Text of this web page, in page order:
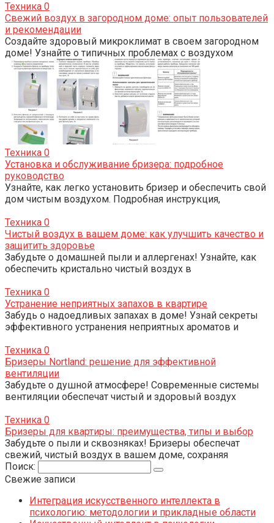
Техника 0
Свежий воздух в загородном доме: опыт пользователей
и рекомендации
Создайте здоровый микроклимат в своем загородном
доме! Узнайте о типичных проблемах с воздухом
Техника 0
Установка и обслуживание бризера: подробное
руководство
Узнайте, как легко установить бризер и обеспечить свой
дом чистым воздухом. Подробная инструкция,
Техника 0
Чистый воздух в вашем доме: как улучшить качество и
защитить здоровье
Забудьте о домашней пыли и аллергенах! Узнайте, как
обеспечить кристально чистый воздух в
Техника 0
Устранение неприятных запахов в квартире
Забудь о надоедливых запахах в доме! Узнай секреты
эффективного устранения неприятных ароматов и
Техника 0
Бризеры Nortland: решение для эффективной
вентиляции
Забудьте о душной атмосфере! Современные системы
вентиляции обеспечат чистый и здоровый воздух
Техника 0
Бризеры для квартиры: преимущества, типы и выбор
Забудьте о пыли и сквозняках! Бризеры обеспечат
свежий, чистый воздух в вашем доме, сохраняя
Поиск:
Свежие записи
Интеграция искусственного интеллекта в
психологию: методологии и прикладные области